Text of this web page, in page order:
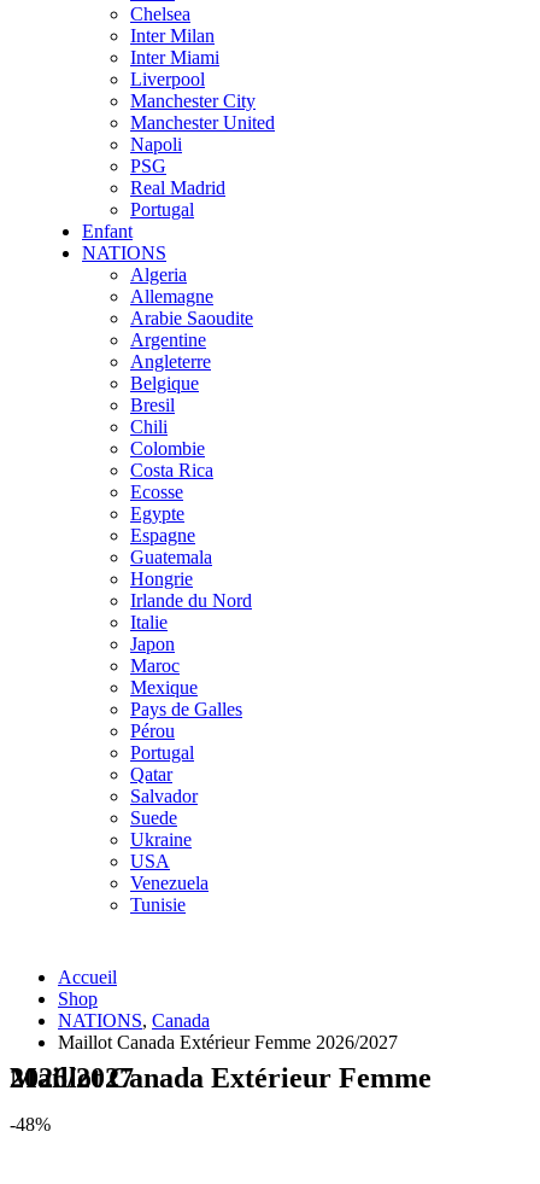
Chelsea
Inter Milan
Inter Miami
Liverpool
Manchester City
Manchester United
Napoli
PSG
Real Madrid
Portugal
Enfant
NATIONS
Algeria
Allemagne
Arabie Saoudite
Argentine
Angleterre
Belgique
Bresil
Chili
Colombie
Costa Rica
Ecosse
Egypte
Espagne
Guatemala
Hongrie
Irlande du Nord
Italie
Japon
Maroc
Mexique
Pays de Galles
Pérou
Portugal
Qatar
Salvador
Suede
Ukraine
USA
Venezuela
Tunisie
Accueil
Shop
NATIONS, Canada
Maillot Canada Extérieur Femme 2026/2027
Maillot Canada Extérieur Femme 2026/2027
-48%